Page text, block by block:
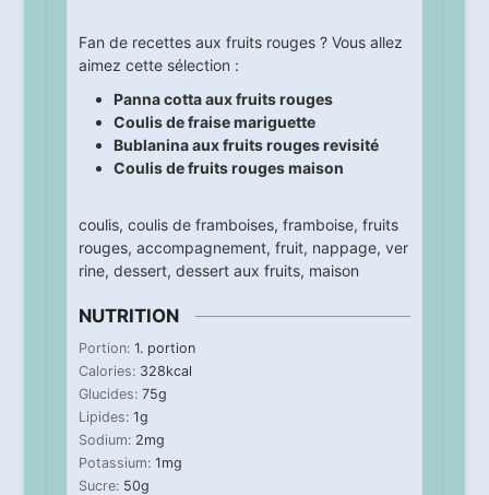
Fan de recettes aux fruits rouges ? Vous allez
aimez cette sélection :
Panna cotta aux fruits rouges
Coulis de fraise mariguette
Bublanina aux fruits rouges revisité
Coulis de fruits rouges maison
coulis, coulis de framboises, framboise, fruits
rouges, accompagnement, fruit, nappage, ver
rine, dessert, dessert aux fruits, maison
NUTRITION
Portion: 1. portion
Calories: 328kcal
Glucides: 75g
Lipides: 1g
Sodium: 2mg
Potassium: 1mg
Sucre: 50g